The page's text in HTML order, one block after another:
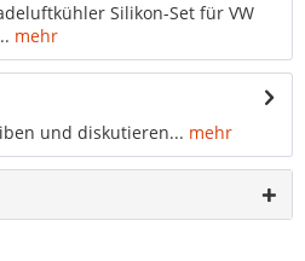
Silikon-Set für VW
mehr
und diskutieren... mehr